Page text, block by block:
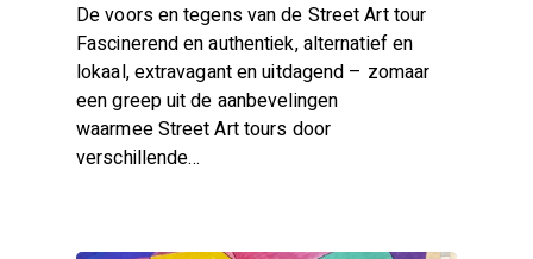
De voors en tegens van de Street Art tour
Fascinerend en authentiek, alternatief en
lokaal, extravagant en uitdagend – zomaar
een greep uit de aanbevelingen
waarmee Street Art tours door
verschillende…